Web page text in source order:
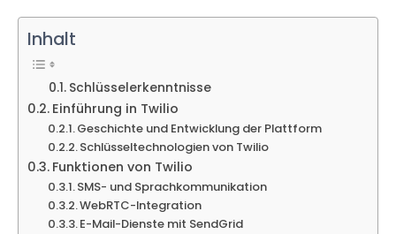
Inhalt
Schlüsselerkenntnisse
Einführung in Twilio
Geschichte und Entwicklung der Plattform
Schlüsseltechnologien von Twilio
Funktionen von Twilio
SMS- und Sprachkommunikation
WebRTC-Integration
E-Mail-Dienste mit SendGrid